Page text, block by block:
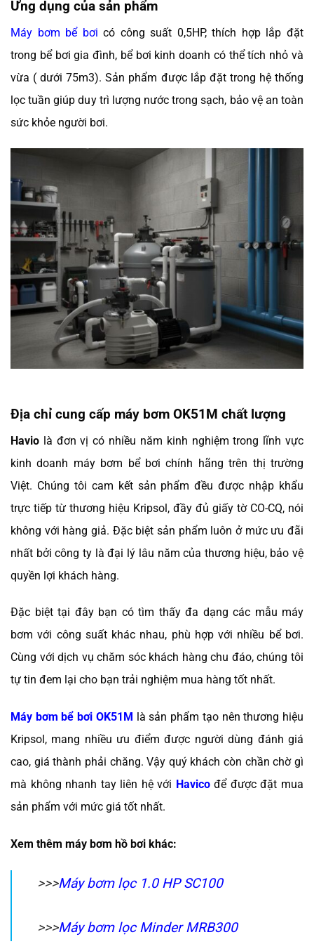
Ứng dụng của sản phẩm
Máy bơm bể bơi có công suất 0,5HP, thích hợp lắp đặt
trong bể bơi gia đình, bể bơi kinh doanh có thể tích nhỏ và
vừa ( dưới 75m3). Sản phẩm được lắp đặt trong hệ thống
lọc tuần giúp duy trì lượng nước trong sạch, bảo vệ an toàn
sức khỏe người bơi.
Địa chỉ cung cấp máy bơm OK51M chất lượng
Havio là đơn vị có nhiều năm kinh nghiệm trong lĩnh vực
kinh doanh máy bơm bể bơi chính hãng trên thị trường
Việt. Chúng tôi cam kết sản phẩm đều được nhập khẩu
trực tiếp từ thương hiệu Kripsol, đầy đủ giấy tờ CO-CQ, nói
không với hàng giả. Đặc biệt sản phẩm luôn ở mức ưu đãi
nhất bởi công ty là đại lý lâu năm của thương hiệu, bảo vệ
quyền lợi khách hàng.
Đặc biệt tại đây bạn có tìm thấy đa dạng các mẫu máy
bơm với công suất khác nhau, phù hợp với nhiều bể bơi.
Cùng với dịch vụ chăm sóc khách hàng chu đáo, chúng tôi
tự tin đem lại cho bạn trải nghiệm mua hàng tốt nhất.
Máy bơm bể bơi OK51M là sản phẩm tạo nên thương hiệu
Kripsol, mang nhiều ưu điểm được người dùng đánh giá
cao, giá thành phải chăng. Vậy quý khách còn chần chờ gì
mà không nhanh tay liên hệ với Havicođể được đặt mua
sản phẩm với mức giá tốt nhất.
Xem thêm máy bơm hồ bơi khác:
>>>Máy bơm lọc 1.0 HP SC100
>>>Máy bơm lọc Minder MRB300